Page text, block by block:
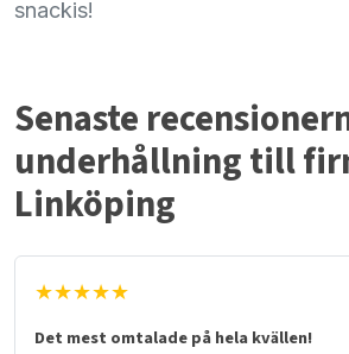
snackis!
Senaste
underhållning till
Linköping
★★★★★
Det mest omtalade på hela kvällen!